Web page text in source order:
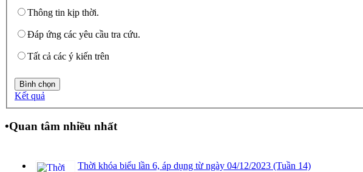
Thông tin kịp thời.
Đáp ứng các yêu cầu tra cứu.
Tất cả các ý kiến trên
Kết quả
•Quan tâm nhiều nhất
Thời khóa biểu lần 6, áp dụng từ ngày 04/12/2023 (Tuần 14)